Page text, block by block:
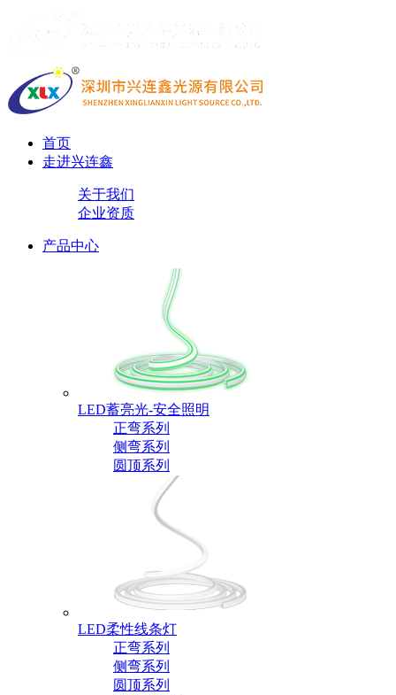
首页
走进兴连鑫
关于我们
企业资质
产品中心
LED蓄亮光-安全照明
正弯系列
侧弯系列
圆顶系列
LED柔性线条灯
正弯系列
侧弯系列
圆顶系列